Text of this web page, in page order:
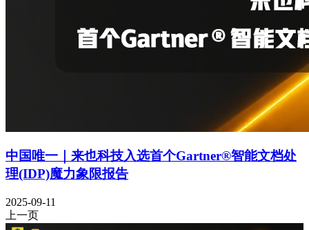
中国唯一｜来也科技入选首个Gartner®智能文档处
理(IDP)魔力象限报告
2025-09-11
上一页